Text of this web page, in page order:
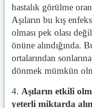
hastalık görülme
Aşıların bu kış
olması pek olası
önüne alındığında.
ortalarından
dönmek mümkün
4. Aşıların etkili
yeterli miktarda